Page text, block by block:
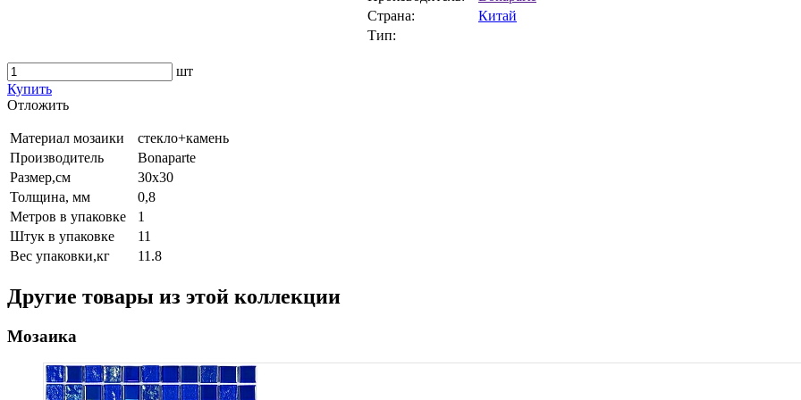
Страна:
Китай
Тип:
шт
Купить
Oтложить
Материал мозаики
стекло+камень
Производитель
Bonaparte
Размер,см
30х30
Толщина, мм
0,8
Метров в упаковке
1
Штук в упаковке
11
Вес упаковки,кг
11.8
Другие товары из этой коллекции
Мозаика